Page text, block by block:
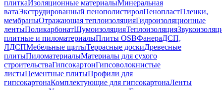
плиткаИзоляционные материалыМинеральная
ватаЭкструдированный пенополистиролПенопластПленки,
мембраныОтражающая теплоизоляцияГидроизоляционные
лентыПоликарбонатШумоизоляцияТеплоизоляция
плитные и пиломатериалыПлиты OSBФанераДСП,
ЛДСПМебельные щитыТеррасные доскиДревесные
плитыПиломатериалыМатериалы для сухого
строительстваГипсокартонГипсоволокнистые
листыЦементные плитыПрофили для
гипсокартонаКомплектующие для гипсокартонаЛенты